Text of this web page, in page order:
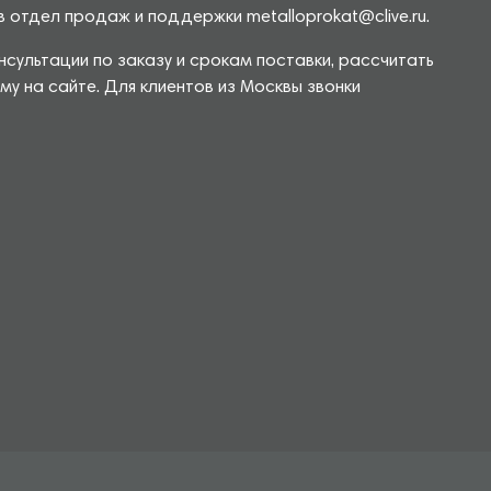
отдел продаж и поддержки metalloprokat@clive.ru.
по заказу и срокам поставки, рассчитать
на сайте. Для клиентов из Москвы звонки